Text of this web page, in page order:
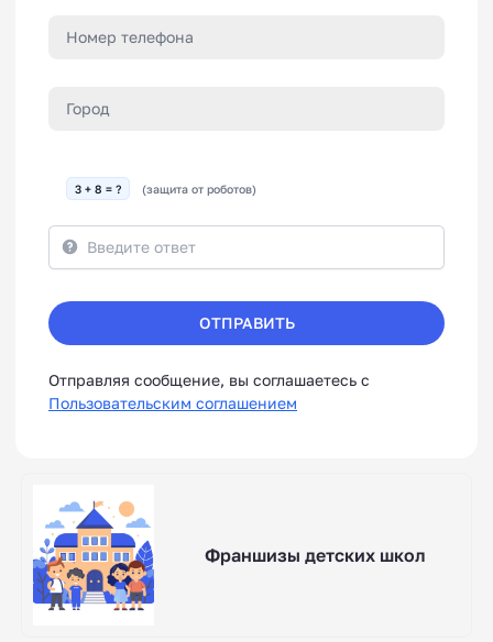
3 + 8 = ? (защита от роботов)
ОТПРАВИТЬ
Отправляя сообщение, вы соглашаетесь с
Пользовательским соглашением
Франшизы детских школ